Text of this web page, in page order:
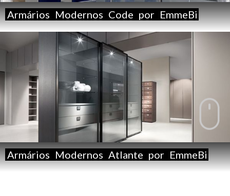
Armários Modernos Code por EmmeBi
Armários Modernos Atlante por EmmeBi